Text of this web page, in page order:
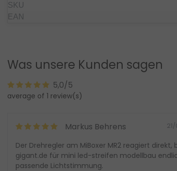
SKU
EAN
Was unsere Kunden sagen
5,0/5
average of 1 review(s)
Markus Behrens
Der Drehregler am MiBoxer MR2 reagiert direkt,
gigant.de für mini led-streifen modellbau
passende Lichtstimmung.